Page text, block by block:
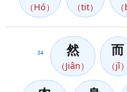
（Hó） （tit）
24 然
（Jiân）
而
（jî）